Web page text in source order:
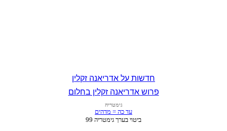
חדשות על אדריאנה זקלין
פרוש אדריאנה זקלין בחלום